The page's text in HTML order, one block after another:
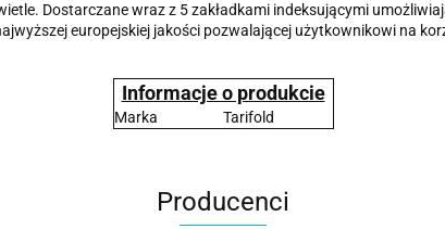
Dostarczane wraz z 5 zakładkami indeksującymi
europejskiej jakości pozwalającej użytkownikowi na
Informacje o produkcie
Marka Tarifold
Producenci